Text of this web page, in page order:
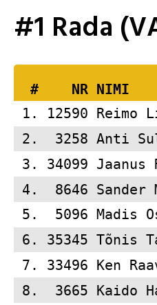
#1 Rada
  #    NR
NIMI
1. 12590
2.  3258 Anti
3. 34099
4.  8646
5.  5096 Madis
6. 35345 Tõnis
7. 33496 Ken
8.  3665 Kaido